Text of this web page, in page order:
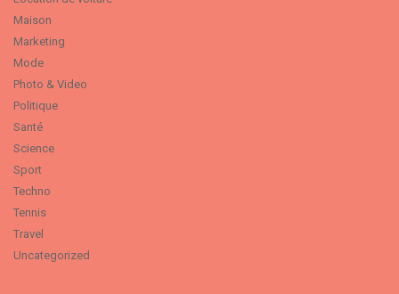
Maison
Marketing
Mode
Photo & Video
Politique
Santé
Science
Sport
Techno
Tennis
Travel
Uncategorized